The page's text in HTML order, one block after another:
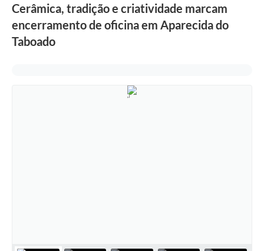
Cerâmica, tradição e criatividade marcam
encerramento de oficina em Aparecida do
Taboado